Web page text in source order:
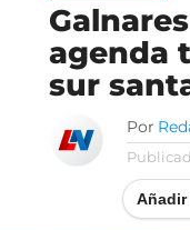
agenda
sur
Por